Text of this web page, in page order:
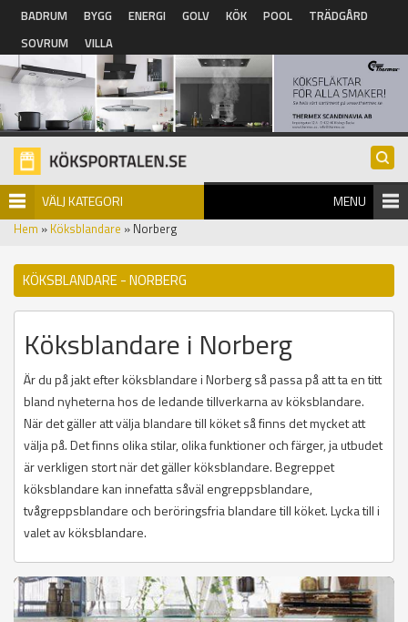
Hoppa till huvudinnehåll
BADRUM BYGG ENERGI GOLV KÖK POOL
TRÄDGÅRD
SOVRUM
VILLA
VÄLJ KATEGORI MENU
Hem » Köksblandare » Norberg
KÖKSBLANDARE - NORBERG
Köksblandare i Norberg
Är du på jakt efter köksblandare i Norberg så passa på att ta en titt
bland nyheterna hos de ledande tillverkarna av köksblandare.
När det gäller att välja blandare till köket så finns det mycket att
välja på. Det finns olika stilar, olika funktioner och färger, ja utbudet
är verkligen stort när det gäller köksblandare. Begreppet
köksblandare kan innefatta såväl engreppsblandare,
tvågreppsblandare och beröringsfria blandare till köket. Lycka till i
valet av köksblandare.